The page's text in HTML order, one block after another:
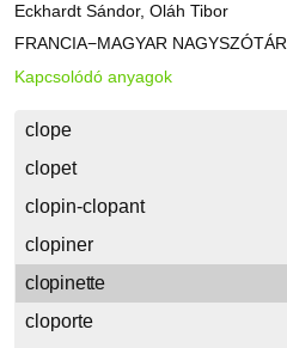
Eckhardt Sándor, Oláh Tibor
FRANCIA−MAGYAR NAGYSZÓTÁR
Kapcsolódó anyagok
clope
clopet
clopin-clopant
clopiner
clopinette
cloporte